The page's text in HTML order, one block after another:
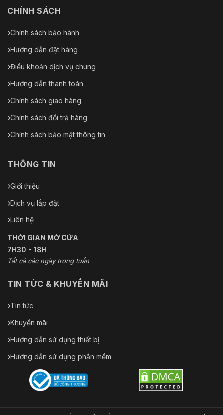
CHÍNH SÁCH
Chính sách bảo hành
Hướng dẫn đặt hàng
Điều khoản dịch vụ chung
Hướng dẫn thanh toán
Chính sách giao hàng
Chính sách đổi trả hàng
Chính sách bảo mật thông tin
THÔNG TIN
Giới thiệu
Dịch vụ lắp đặt
Liên hệ
THỜI GIAN MỞ CỬA
7H30 - 18H
Tất cả các ngày trong tuần
TIN TỨC & KHUYẾN MÃI
Tin tức
Khuyến mãi
Hướng dẫn sử dụng thiết bị
Hướng dẫn sử dụng phần mềm